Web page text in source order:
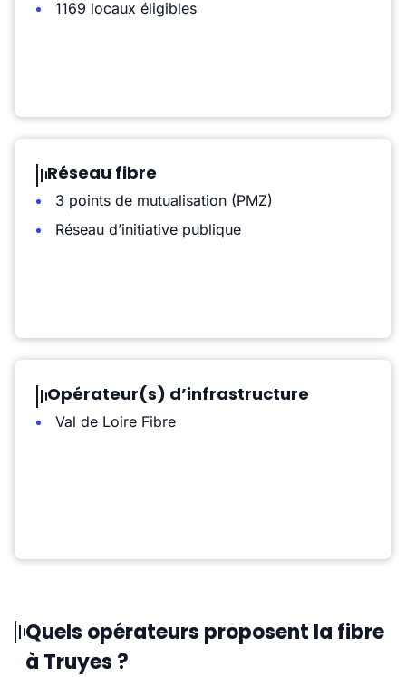
1169 locaux éligibles
Réseau fibre
3 points de mutualisation (PMZ)
Réseau d’initiative publique
Opérateur(s) d’infrastructure
Val de Loire Fibre
Quels opérateurs proposent la fibre
à Truyes ?